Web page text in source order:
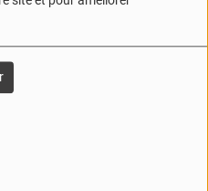
à coeur : "le féminisme à
et bien sûr plein
!